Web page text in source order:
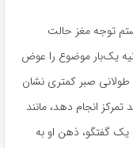
توجه مغز حالت
یک‌بار موضوع را عوض
طولانی صبر کمتری نشان
انجام دهد، مانند
یک گفتگو، ذهن او به